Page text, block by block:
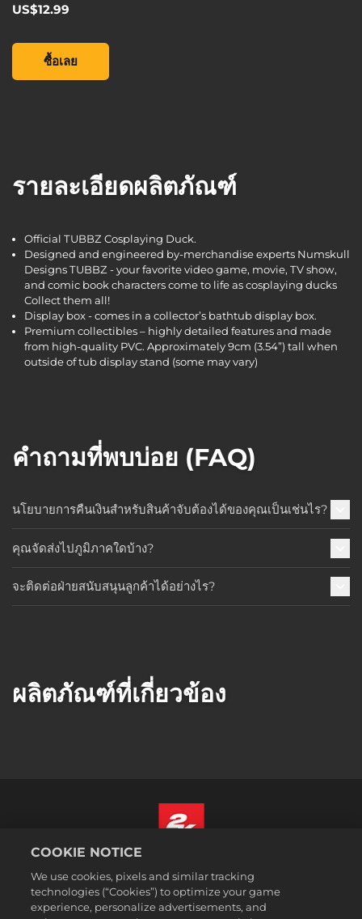
US$12.99
ซื้อเลย
Borderlands 3 Tiny Tina TUBBZ Cosplaying Duck
รายละเอียดผลิตภัณฑ์
Official TUBBZ Cosplaying Duck.
Designed and engineered by-merchandise experts Numskull
Designs TUBBZ - your favorite video game, movie, TV show,
and comic book characters come to life as cosplaying ducks
Collect them all!
Display box - comes in a collector’s bathtub display box.
Premium collectibles – highly detailed features and made
from high-quality PVC. Approximately 9cm (3.54”) tall when
outside of tub display stand (some may vary)
คำถามที่พบบ่อย (FAQ)
นโยบายการคืนเงินสำหรับสินค้าจับต้องได้ของคุณเป็นเช่นไร?
คุณจัดส่งไปภูมิภาคใดบ้าง?
จะติดต่อฝ่ายสนับสนุนลูกค้าได้อย่างไร?
ผลิตภัณฑ์ที่เกี่ยวข้อง
กฎหมาย
นโยบายความเป็นส่วนตัว
ไทย
COOKIE NOTICE
We use cookies, pixels and similar tracking
technologies (“Cookies”) to optimize your game
experience, personalize advertisements, and